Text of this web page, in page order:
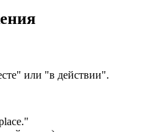
или "в действии".
"